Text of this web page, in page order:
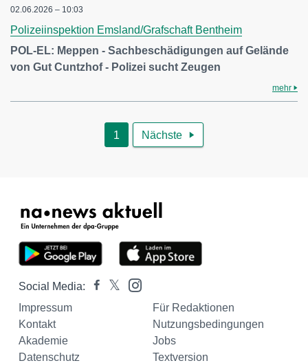
02.06.2026 – 10:03
Polizeiinspektion Emsland/Grafschaft Bentheim
POL-EL: Meppen - Sachbeschädigungen auf Gelände
von Gut Cuntzhof - Polizei sucht Zeugen
mehr
1 Nächste 
Social Media:
Impressum
Für Redaktionen
Kontakt
Nutzungsbedingungen
Akademie
Jobs
Datenschutz
Textversion